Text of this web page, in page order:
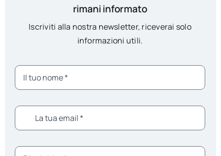
rimani informato
Iscriviti alla nostra newsletter, riceverai solo
informazioni utili.